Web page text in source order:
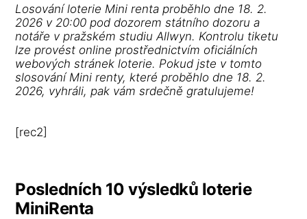
Losování loterie Mini renta proběhlo dne 18. 2.
2026 v 20:00 pod dozorem státního dozoru a
notáře v pražském studiu Allwyn. Kontrolu tiketu
lze provést online prostřednictvím oficiálních
webových stránek loterie. Pokud jste v tomto
slosování Mini renty, které proběhlo dne 18. 2.
2026, vyhráli, pak vám srdečně gratulujeme!
[rec2]
Posledních 10 výsledků loterie
MiniRenta